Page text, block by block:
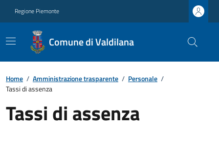
Regione Piemonte
Comune di Valdilana
Home / Amministrazione trasparente / Personale /
Tassi di assenza
Tassi di assenza